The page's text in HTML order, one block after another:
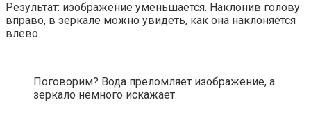
Результат: изображение уменьшается. Наклонив голову
вправо, в зеркале можно увидеть, как она наклоняется
влево.
Поговорим? Вода преломляет изображение, а
зеркало немного искажает.